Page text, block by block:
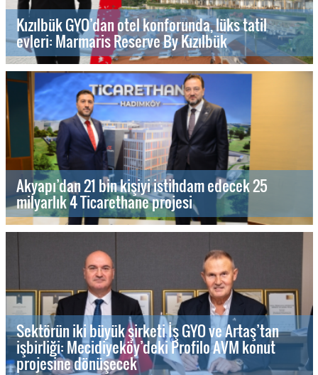
Kızılbük GYO’dan otel konforunda, lüks tatil
evleri: Marmaris Reserve By Kızılbük
Akyapı’dan 21 bin kişiyi istihdam edecek 25
milyarlık 4 Ticarethane projesi
Sektörün iki büyük şirketi İş GYO ve Artaş’tan
işbirliği: Mecidiyeköy’deki Profilo AVM konut
projesine dönüşecek